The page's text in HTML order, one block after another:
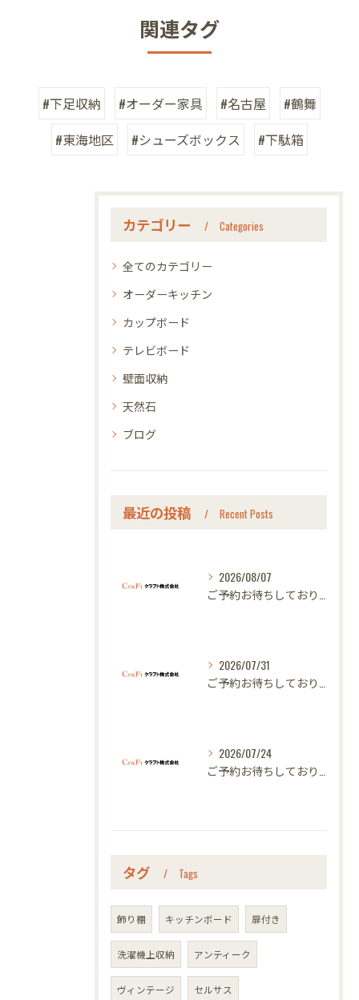
関連タグ
#下足収納 #オーダー家具 #名古屋
#鶴舞
#東海地区
#シューズボックス #下駄箱
カテゴリー Categories
全てのカテゴリー
オーダーキッチン
カップボード
テレビボード
壁面収納
天然石
ブログ
最近の投稿 Recent Posts
2026/08/07
2026/07/31
2026/07/24
タグ Tags
飾り棚 キッチンボード 扉付き
洗濯機上収納 アンティーク
ヴィンテージ セルサス